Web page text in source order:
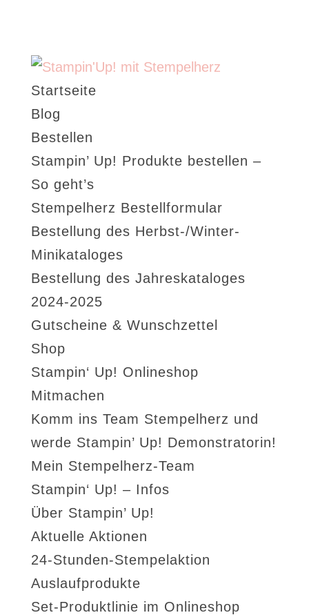
Startseite
Blog
Bestellen
Stampin’ Up! Produkte bestellen –
So geht’s
Stempelherz Bestellformular
Bestellung des Herbst-/Winter-
Minikataloges
Bestellung des Jahreskataloges
2024-2025
Gutscheine & Wunschzettel
Shop
Stampin‘ Up! Onlineshop
Mitmachen
Komm ins Team Stempelherz und
werde Stampin’ Up! Demonstratorin!
Mein Stempelherz-Team
Stampin‘ Up! – Infos
Über Stampin’ Up!
Aktuelle Aktionen
24-Stunden-Stempelaktion
Auslaufprodukte
Set-Produktlinie im Onlineshop